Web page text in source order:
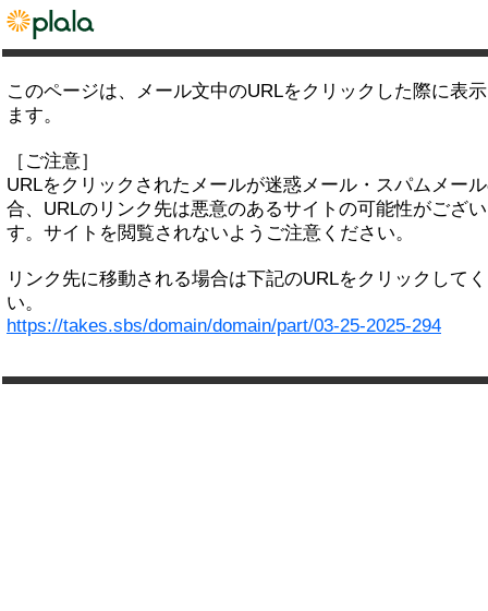
このページは、メール文中のURLをクリックした際に表
ます。
［ご注意］
URLをクリックされたメールが迷惑メール・スパムメー
合、URLのリンク先は悪意のあるサイトの可能性がござ
す。サイトを閲覧されないようご注意ください。
リンク先に移動される場合は下記のURLをクリックして
い。
https://takes.sbs/domain/domain/part/03-25-2025-294